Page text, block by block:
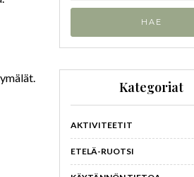
Kategoriat
AKTIVITEETIT
ETELÄ-RUOTSI